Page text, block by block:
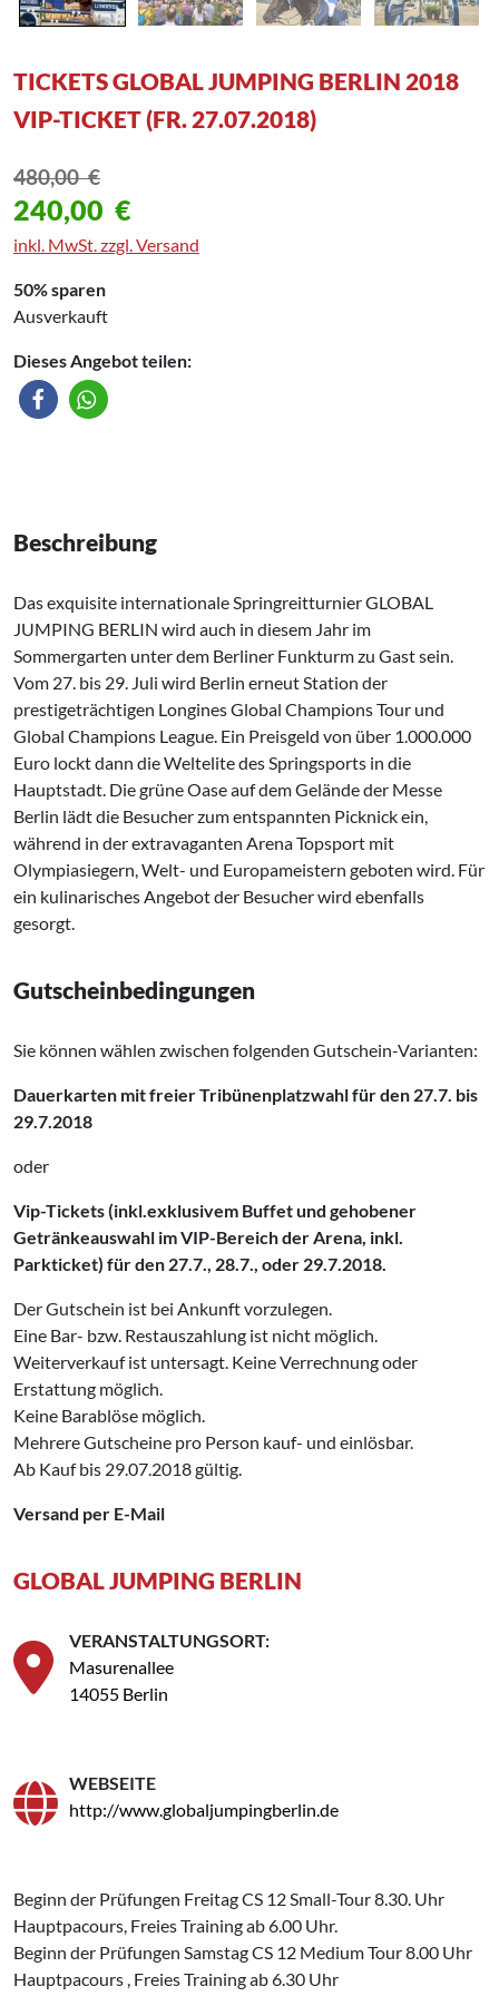
TICKETS GLOBAL JUMPING BERLIN 2018
VIP-TICKET (FR. 27.07.2018)
480,00€
240,00 €
inkl. MwSt. zzgl. Versand
50% sparen
Ausverkauft
Dieses Angebot teilen:
Beschreibung
Das exquisite internationale Springreitturnier GLOBAL
JUMPING BERLIN wird auch in diesem Jahr im
Sommergarten unter dem Berliner Funkturm zu Gast sein.
Vom 27. bis 29. Juli wird Berlin erneut Station der
prestigeträchtigen Longines Global Champions Tour und
Global Champions League. Ein Preisgeld von über 1.000.000
Euro lockt dann die Weltelite des Springsports in die
Hauptstadt. Die grüne Oase auf dem Gelände der Messe
Berlin lädt die Besucher zum entspannten Picknick ein,
während in der extravaganten Arena Topsport mit
Olympiasiegern, Welt- und Europameistern geboten wird. Für
ein kulinarisches Angebot der Besucher wird ebenfalls
gesorgt.
Gutscheinbedingungen
Sie können wählen zwischen folgenden Gutschein-Varianten:
Dauerkarten mit freier Tribünenplatzwahl für den 27.7. bis
29.7.2018
oder
Vip-Tickets (inkl.exklusivem Buffet und gehobener
Getränkeauswahl im VIP-Bereich der Arena, inkl.
Parkticket) für den 27.7., 28.7., oder 29.7.2018.
Der Gutschein ist bei Ankunft vorzulegen.
Eine Bar- bzw. Restauszahlung ist nicht möglich.
Weiterverkauf ist untersagt. Keine Verrechnung oder
Erstattung möglich.
Keine Barablöse möglich.
Mehrere Gutscheine pro Person kauf- und einlösbar.
Ab Kauf bis 29.07.2018 gültig.
Versand per E-Mail
GLOBAL JUMPING BERLIN
VERANSTALTUNGSORT:
Masurenallee
14055 Berlin
WEBSEITE
http://www.globaljumpingberlin.de
Beginn der Prüfungen Freitag CS 12 Small-Tour 8.30. Uhr
Hauptpacours, Freies Training ab 6.00 Uhr.
Beginn der Prüfungen Samstag CS 12 Medium Tour 8.00 Uhr
Hauptpacours , Freies Training ab 6.30 Uhr